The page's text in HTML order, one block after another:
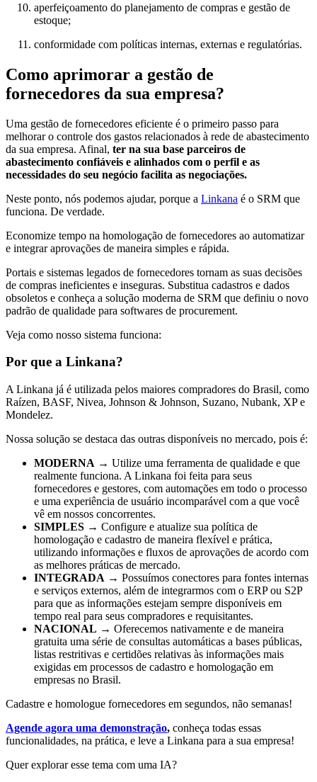
aperfeiçoamento do planejamento de compras e gestão de
estoque;
conformidade com políticas internas, externas e regulatórias.
Como aprimorar a gestão de
fornecedores da sua empresa?
Uma gestão de fornecedores eficiente é o primeiro passo para
melhorar o controle dos gastos relacionados à rede de abastecimento
da sua empresa. Afinal, ter na sua base parceiros de
abastecimento confiáveis e alinhados com o perfil e as
necessidades do seu negócio facilita as negociações.
Neste ponto, nós podemos ajudar, porque a Linkana é o SRM que
funciona. De verdade.
Economize tempo na homologação de fornecedores ao automatizar
e integrar aprovações de maneira simples e rápida.
Portais e sistemas legados de fornecedores tornam as suas decisões
de compras ineficientes e inseguras. Substitua cadastros e dados
obsoletos e conheça a solução moderna de SRM que definiu o novo
padrão de qualidade para softwares de procurement.
Veja como nosso sistema funciona:
Por que a Linkana?
A Linkana já é utilizada pelos maiores compradores do Brasil, como
Raízen, BASF, Nivea, Johnson & Johnson, Suzano, Nubank, XP e
Mondelez.
Nossa solução se destaca das outras disponíveis no mercado, pois é:
MODERNA → Utilize uma ferramenta de qualidade e que
realmente funciona. A Linkana foi feita para seus
fornecedores e gestores, com automações em todo o processo
e uma experiência de usuário incomparável com a que você
vê em nossos concorrentes.
SIMPLES → Configure e atualize sua política de
homologação e cadastro de maneira flexível e prática,
utilizando informações e fluxos de aprovações de acordo com
as melhores práticas de mercado.
INTEGRADA → Possuímos conectores para fontes internas
e serviços externos, além de integrarmos com o ERP ou S2P
para que as informações estejam sempre disponíveis em
tempo real para seus compradores e requisitantes.
NACIONAL → Oferecemos nativamente e de maneira
gratuita uma série de consultas automáticas a bases públicas,
listas restritivas e certidões relativas às informações mais
exigidas em processos de cadastro e homologação em
empresas no Brasil.
Cadastre e homologue fornecedores em segundos, não semanas!
Agende agora uma demonstração, conheça todas essas
funcionalidades, na prática, e leve a Linkana para a sua empresa!
Quer explorar esse tema com uma IA?